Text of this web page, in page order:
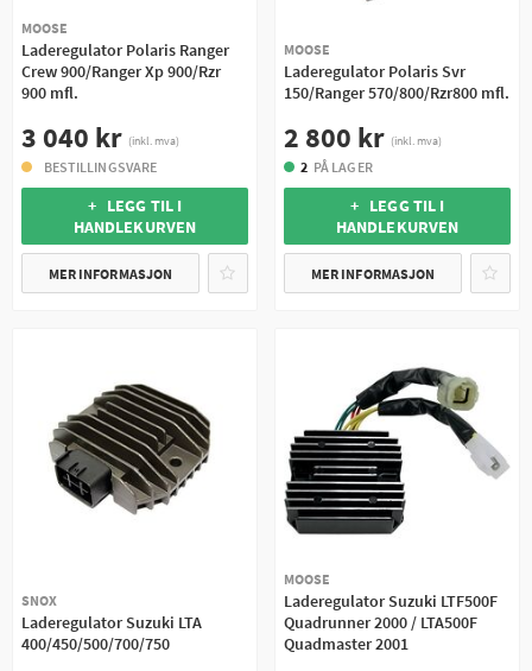
MOOSE
Laderegulator Polaris Ranger
Crew 900/Ranger Xp 900/Rzr
900 mfl.
3 040 kr (inkl. mva)
BESTILLINGSVARE
+ LEGG TIL I
HANDLEKURVEN
MER INFORMASJON
MOOSE
Laderegulator Polaris Svr
150/Ranger 570/800/Rzr800 mfl.
2 800 kr (inkl. mva)
2 PÅ LAGER
+ LEGG TIL I
HANDLEKURVEN
MER INFORMASJON
SNOX
Laderegulator Suzuki LTA
400/450/500/700/750
MOOSE
Laderegulator Suzuki LTF500F
Quadrunner 2000 / LTA500F
Quadmaster 2001